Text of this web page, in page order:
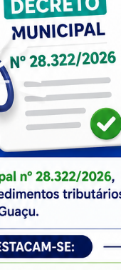
profissionais de